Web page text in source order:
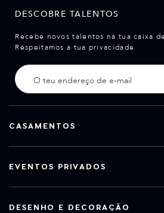
DESCOBRE TALENTOS
Recebe novos talentos na tua caixa
Respeitamos a tua privacidade
CASAMENTOS
EVENTOS PRIVADOS
DESENHO E DECORAÇÃO